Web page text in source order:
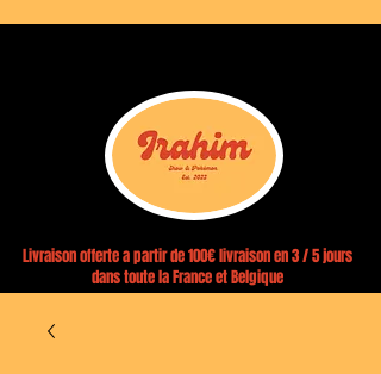
Livraison offerte a partir de 100€ livraison en 3 / 5 jours
dans toute la France et Belgique